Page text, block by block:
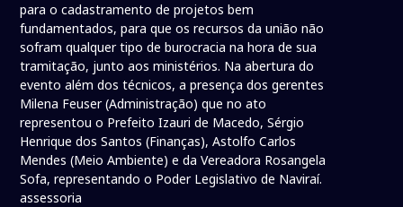
para o cadastramento de projetos bem
fundamentados, para que os recursos da união não
sofram qualquer tipo de burocracia na hora de sua
tramitação, junto aos ministérios. Na abertura do
evento além dos técnicos, a presença dos gerentes
Milena Feuser (Administração) que no ato
representou o Prefeito Izauri de Macedo, Sérgio
Henrique dos Santos (Finanças), Astolfo Carlos
Mendes (Meio Ambiente) e da Vereadora Rosangela
Sofa, representando o Poder Legislativo de Naviraí.
assessoria